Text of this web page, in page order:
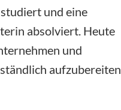
und eine
absolviert. Heute
und
aufzubereiten